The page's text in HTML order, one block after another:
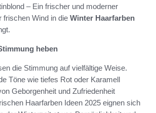
– Ein frischer und moderner
frischen Wind in die Winter Haarfarben
heben
die Stimmung auf vielfältige Weise.
Töne wie tiefes Rot oder Karamell
Geborgenheit und Zufriedenheit
Haarfarben Ideen 2025 eignen sich